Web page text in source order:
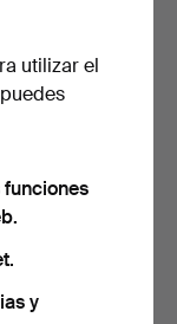
DE PIE. Metal,
m…
utilizar el
funciones
y